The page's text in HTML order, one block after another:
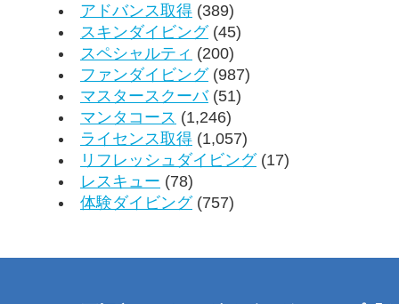
アドバンス取得 (389)
スキンダイビング(45)
スペシャルティ (200)
ファンダイビング(987)
マスタースクーバ(51)
マンタコース (1,246)
ライセンス取得 (1,057)
リフレッシュダイビング(17)
レスキュー (78)
体験ダイビング(757)